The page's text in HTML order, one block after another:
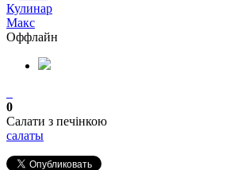
Кулинар
Макс
Оффлайн
0
Салати з печінкою
салаты